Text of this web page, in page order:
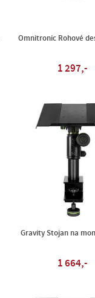
Omnitronic Rohové
1 297,-
Gravity Stojan na
1 664,-